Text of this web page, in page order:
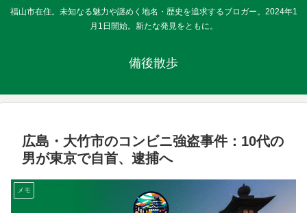
福山市在住。未知なる魅力や謎めく地名・歴史を追求するブロガー。2024年1
月1日開始。新たな発見をともに。
備後散歩
広島・大竹市のコンビニ強盗事件：10代の
男が東京で自首、逮捕へ
メモ